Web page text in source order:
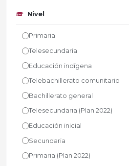
Nivel
Primaria
Telesecundaria
Educación indígena
Telebachillerato comunitario
Bachillerato general
Telesecundaria (Plan 2022)
Educación inicial
Secundaria
Primaria (Plan 2022)